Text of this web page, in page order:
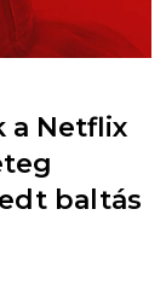
a Netflix
baltás